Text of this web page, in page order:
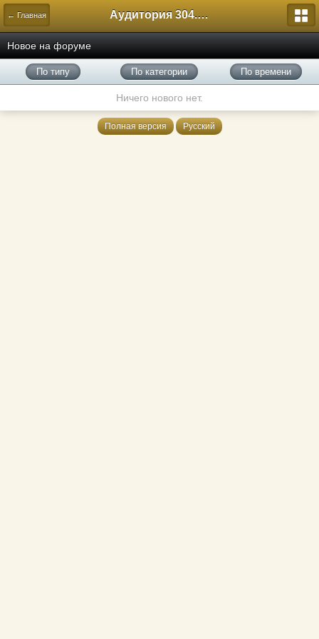
← Главная Аудитория 304. История России
Новое на форуме
По типу По категории По времени
Ничего нового нет.
Полная версия Русский